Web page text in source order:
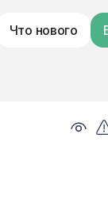
Что нового